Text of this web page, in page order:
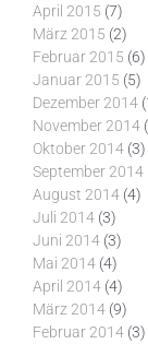
April 2015 (7)
März 2015 (2)
Februar 2015 (6)
Januar 2015 (5)
Dezember 2014
November 2014
Oktober 2014 (3)
September 2014
August 2014 (4)
Juli 2014 (3)
Juni 2014 (3)
Mai 2014 (4)
April 2014 (4)
März 2014 (9)
Februar 2014 (3)